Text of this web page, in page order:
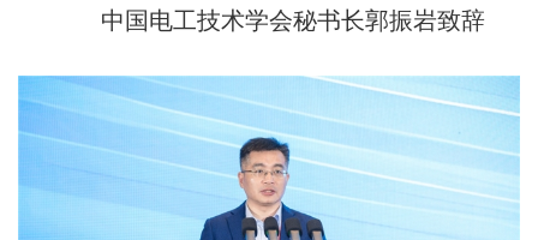
中国电工技术学会秘书长郭振岩致辞